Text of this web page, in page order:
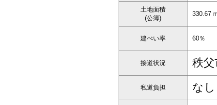
土地面積
(公簿)
330.67
建ぺい率 60％
接道状況 秩
私道負担 なし